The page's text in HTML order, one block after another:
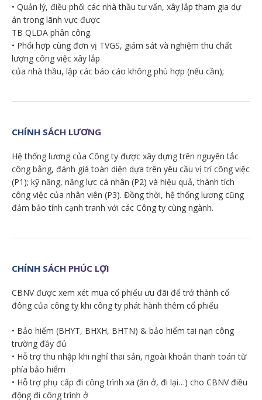
• Quản lý, điều phối các nhà thầu tư vấn, xây lắp tham gia dự
án trong lãnh vực được
TB QLDA phân công.
• Phối hợp cùng đơn vị TVGS, giám sát và nghiệm thu chất
lượng công việc xây lắp
của nhà thầu, lập các báo cáo không phù hợp (nếu cần);
CHÍNH SÁCH LƯƠNG
Hệ thống lương của Công ty được xây dựng trên nguyên tắc
công bằng, đánh giá toàn diện dựa trên yêu cầu vị trí công việc
(P1); kỹ năng, năng lực cá nhân (P2) và hiệu quả, thành tích
công việc của nhân viên (P3). Đồng thời, hệ thống lương cũng
đảm bảo tính cạnh tranh với các Công ty cùng ngành.
CHÍNH SÁCH PHÚC LỢI
CBNV được xem xét mua cổ phiếu ưu đãi để trở thành cổ
đông của công ty khi công ty phát hành thêm cổ phiếu
• Bảo hiểm (BHYT, BHXH, BHTN) & bảo hiểm tai nạn công
trường đầy đủ
• Hỗ trợ thu nhập khi nghỉ thai sản, ngoài khoản thanh toán từ
phía bảo hiểm
• Hỗ trợ phụ cấp đi công trình xa (ăn ở, đi lại…) cho CBNV điều
động đi công trình ở